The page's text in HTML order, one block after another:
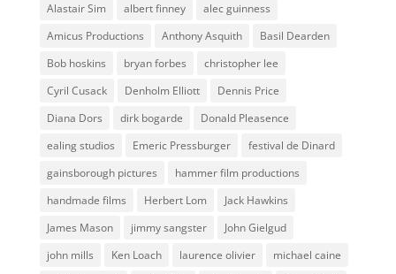
Alastair Sim albert finney
alec guinness
Amicus Productions
Anthony Asquith
Basil Dearden
Bob hoskins
bryan forbes
christopher lee
Cyril Cusack
Denholm Elliott
Dennis Price
Diana Dors
dirk bogarde
Donald Pleasence
ealing studios
Emeric Pressburger
festival de Dinard
gainsborough pictures
hammer film productions
handmade films
Herbert Lom
Jack Hawkins
James Mason
jimmy sangster
John Gielgud
john mills
Ken Loach laurence olivier
michael caine